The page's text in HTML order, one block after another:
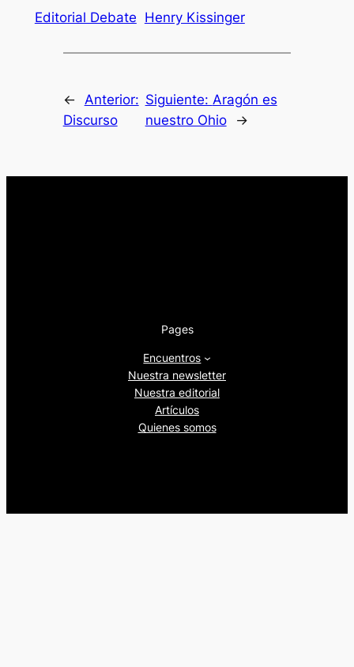
Editorial Debate Henry Kissinger
←
Anterior:
Discurso
Siguiente: Aragón es
nuestro Ohio
→
Pages
Encuentros
Nuestra newsletter
Nuestra editorial
Artículos
Quienes somos